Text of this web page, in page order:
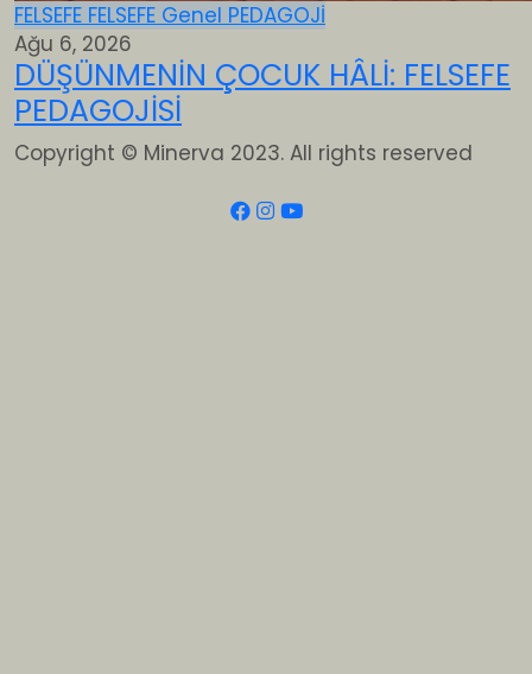
FELSEFE FELSEFE Genel PEDAGOJİ
Ağu 6, 2026
DÜŞÜNMENİN ÇOCUK HÂLİ: FELSEFE
PEDAGOJİSİ
Copyright © Minerva 2023. All rights reserved